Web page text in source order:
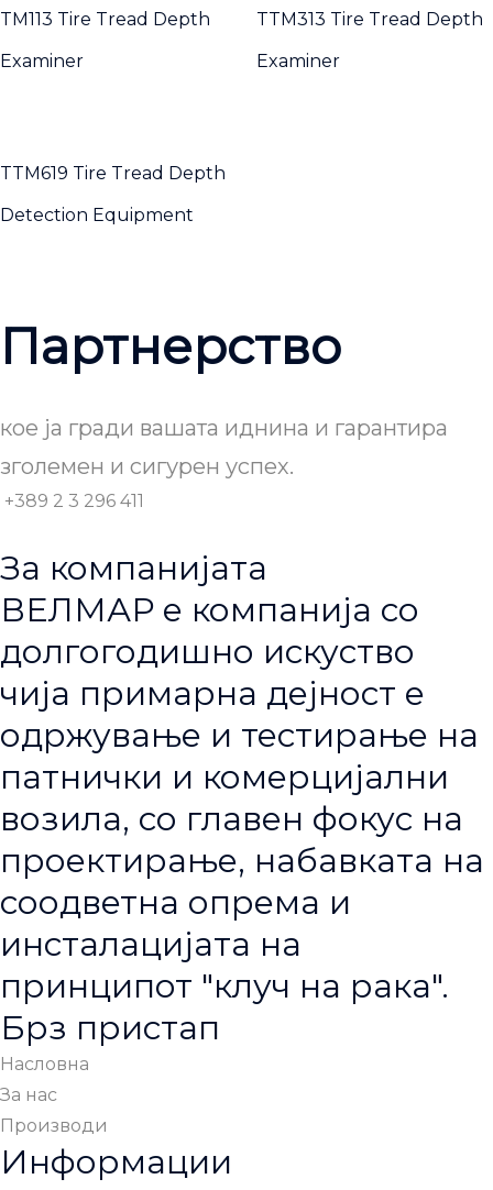
TM113 Tire Tread Depth
Examiner
TTM313 Tire Tread Depth
Examiner
TTM619 Tire Tread Depth
Detection Equipment
Партнерство
кое ја гради вашата иднина и гарантира
зголемен и сигурен успех.
+389 2 3 296 411
За компанијата
ВЕЛМАР е компанија со
долгогодишно искуство
чија примарна дејност е
одржување и тестирање на
патнички и комерцијални
возила, со главен фокус на
проектирање, набавката на
соодветна опрема и
инсталацијата на
принципот "клуч на рака".
Брз пристап
Насловна
За нас
Производи
Информации